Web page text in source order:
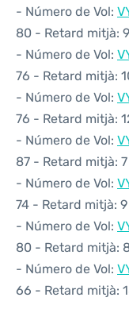
- Número de Vol:
80 - Retard mitjà:
- Número de Vol:
76 - Retard mitjà:
- Número de Vol:
76 - Retard mitjà:
- Número de Vol:
87 - Retard mitjà:
- Número de Vol:
74 - Retard mitjà:
- Número de Vol:
80 - Retard mitjà:
- Número de Vol:
66 - Retard mitjà: